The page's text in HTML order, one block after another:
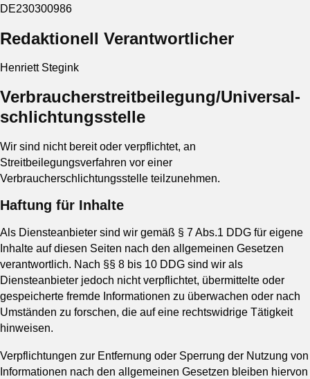
DE230300986
Redaktionell Verantwortlicher
Henriett Stegink
Verbraucher­streit­beilegung/Universal­
schlichtungs­stelle
Wir sind nicht bereit oder verpflichtet, an
Streitbeilegungsverfahren vor einer
Verbraucherschlichtungsstelle teilzunehmen.
Haftung für Inhalte
Als Diensteanbieter sind wir gemäß § 7 Abs.1 DDG für eigene
Inhalte auf diesen Seiten nach den allgemeinen Gesetzen
verantwortlich. Nach §§ 8 bis 10 DDG sind wir als
Diensteanbieter jedoch nicht verpflichtet, übermittelte oder
gespeicherte fremde Informationen zu überwachen oder nach
Umständen zu forschen, die auf eine rechtswidrige Tätigkeit
hinweisen.
Verpflichtungen zur Entfernung oder Sperrung der Nutzung von
Informationen nach den allgemeinen Gesetzen bleiben hiervon